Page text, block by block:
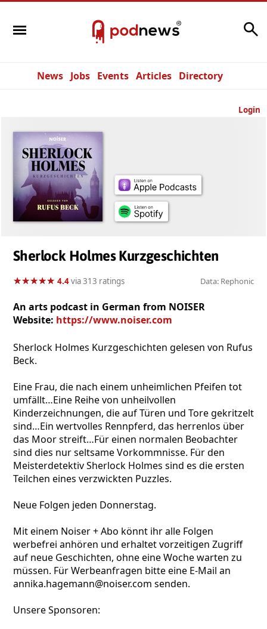
News Jobs Events Articles Directory
Login
Sherlock Holmes Kurzgeschichten
★★★★★
★★★★★ 4.4via 313 ratings Data: Rephonic
An arts podcast in German from NOISER
Website: https://www.noiser.com
Sherlock Holmes Kurzgeschichten gelesen von Rufus
Beck.
Eine Frau, die nach einem unheimlichen Pfeifen tot
umfällt…Eine Reihe von unheilvollen
Kinderzeichnungen, die auf Türen und Tore gekritzelt
sind…Ein wertvolles Rennpferd, das herrenlos über
das Moor streift…Für einen normalen Beobachter
sind dies nur seltsame Vorkommnisse. Für den
Meisterdetektiv Sherlock Holmes sind es die ersten
Teilchen eines verzwickten Puzzles.
Neue Folgen jeden Donnerstag.
Mit einem Noiser + Abo könnt ihr alle Folgen
werbefrei anhören und erhaltet vorzeitigen Zugriff
auf neue Geschichten, ohne eine Woche warten zu
müssen. Für Werbeanfragen bitte eine E-Mail an
annika.hagemann@noiser.com senden.
Unsere Sponsoren: